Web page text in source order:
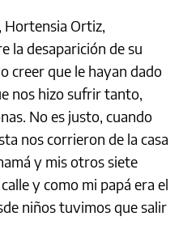
, Hortensia Ortiz,
la desaparición de su
creer que le hayan dado
nos hizo sufrir tanto,
No es justo, cuando
nos corrieron de la casa
y mis otros siete
y como mi papá era el
niños tuvimos que salir